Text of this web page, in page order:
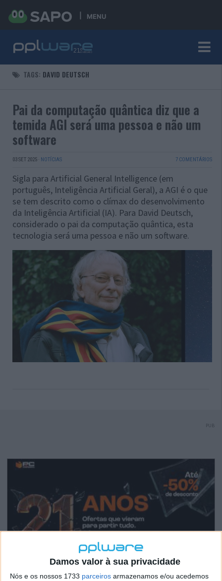
Damos valor à sua privacidade
Nós e os nossos 1733 parceiros armazenamos e/ou acedemos
MENU
TAGS: DAVID DEUTSCH
Pai da computação quântica diz que a
temida AGI será uma pessoa e não um
software
03 SET 2025 · NOTÍCIAS 7 COMENTÁRIOS
Sigla para Artificial General Intelligence (em
português, Inteligência Artificial Geral), a AGI é o que
se tem descrito como o clímax do desenvolvimento
da Inteligência Artificial (IA). Para David Deutsch,
considerado o pai da computação quântica, esta
tecnologia será uma pessoa e não um software.
PUB